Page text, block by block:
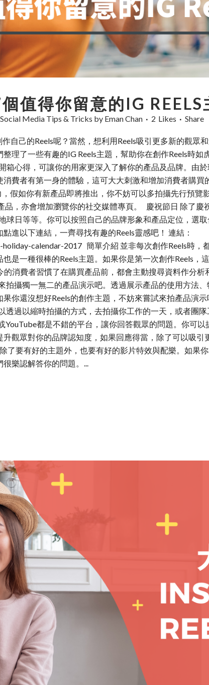
值得你留意的IG REELS
Social Media Tips & Tricks by Eman Chan 2 Likes Share
自己的Reels呢？當然，想利用Reels吸引更多新的觀眾
理了一些有趣的IG Reels主題，幫助你在創作Reels時
箱心得，可讓你的用家更深入了解你的產品及品牌。由
費者有第一身的體驗，這可大大刺激和增加消費者購
假如你有新產品即將推出，你不妨可以多拍攝先行預覽
，亦會增加瀏覽你的社交媒體專頁。 慶祝節日 除了慶
日等等。你可以按照自己的品牌形象和產品定位，選
進以下連結，一齊尋找有趣的Reels靈感吧！ 連結：
calendar-2017 簡單介紹 並非每次創作Reels時，
是一種很棒的Reels主題。如果你是第一次創作Reels，
消費者習慣了在購買產品前，都會主動搜尋資料作分析
拍攝獨一無二的產品演示吧。透過展示產品的使用方法
你還沒想好Reels的創作主題，不妨來嘗試來拍產品演
透過以縮時拍攝的方式，去拍攝你工作的一天，或者團
都是不錯的平台，讓你回答觀眾的問題。你可以
觀眾對你的品牌認知度，如果回應得當，除了可以吸
了要有好的主題外，也要有好的影片特效與配樂。如果
樂認解答你的問題。...